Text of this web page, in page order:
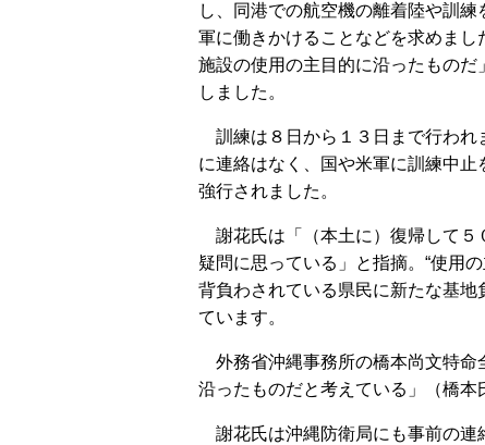
し、同港での航空機の離着陸や訓
軍に働きかけることなどを求めまし
施設の使用の主目的に沿ったものだ
しました。
訓練は８日から１３日まで行われ
に連絡はなく、国や米軍に訓練中止
強行されました。
謝花氏は「（本土に）復帰して５
疑問に思っている」と指摘。“使用
背負わされている県民に新たな基
ています。
外務省沖縄事務所の橋本尚文特命
沿ったものだと考えている」（橋本
謝花氏は沖縄防衛局にも事前の連